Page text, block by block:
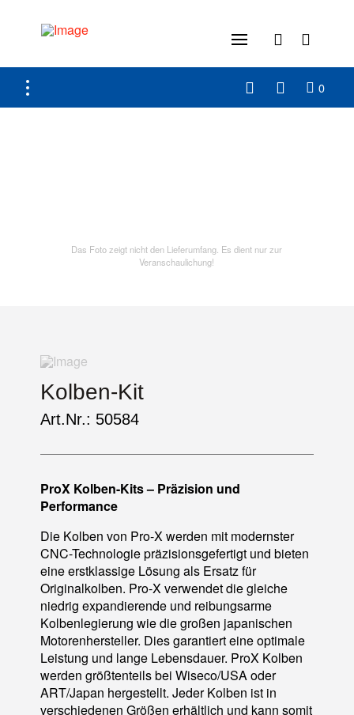
0
Das Foto zeigt nicht den Lieferumfang. Es dient nur zur
Veranschaulichung!
Kolben-Kit
Art.Nr.: 50584
ProX Kolben-Kits – Präzision und
Performance
Die Kolben von Pro-X werden mit modernster
CNC-Technologie präzisionsgefertigt und bieten
eine erstklassige Lösung als Ersatz für
Originalkolben. Pro-X verwendet die gleiche
niedrig expandierende und reibungsarme
Kolbenlegierung wie die großen japanischen
Motorenhersteller. Dies garantiert eine optimale
Leistung und lange Lebensdauer. ProX Kolben
werden größtenteils bei Wiseco/USA oder
ART/Japan hergestellt. Jeder Kolben ist in
verschiedenen Größen erhältlich und kann somit